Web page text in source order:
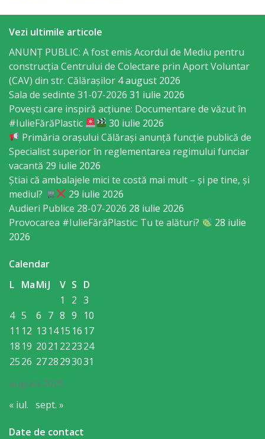
Planuri
Proiecte
investiționale
Transparență
Buget
Funcții
vacante
Licitatii
de
participare
Rezultatele
de
participare
Achiziții
publice
Vezi ultimile articole
ANUNȚ PUBLIC: A fost emis Acordul de Mediu pentru
construcția Centrului de Colectare prin Aport Voluntar
(CAV) din str. Călărașilor 4 august 2026
Sala de sedinte 31-07-2026 31 iulie 2026
Povești care inspiră acțiune: Documentare de văzut în
#IulieFărăPlastic
30 iulie 2026
Primăria orașului Călărași anunță funcție publică de
Specialist superior în reglementarea regimului funciar
vacantă 29 iulie 2026
Știai că ambalajele mici te costă mai mult – și pe tine, și
mediul?
29 iulie 2026
Audieri Publice 28-07-2026 28 iulie 2026
Provocarea #IulieFărăPlastic: Tu te alături?
28 iulie
2026
Calendar
august 2025
L MaMiJ V S D
1
2 3
4 5 6 7 8 9
10
11 12 13 1415 16 17
18 19 2021 222324
2526 2728293031
« iul. sept. »
Date de contact